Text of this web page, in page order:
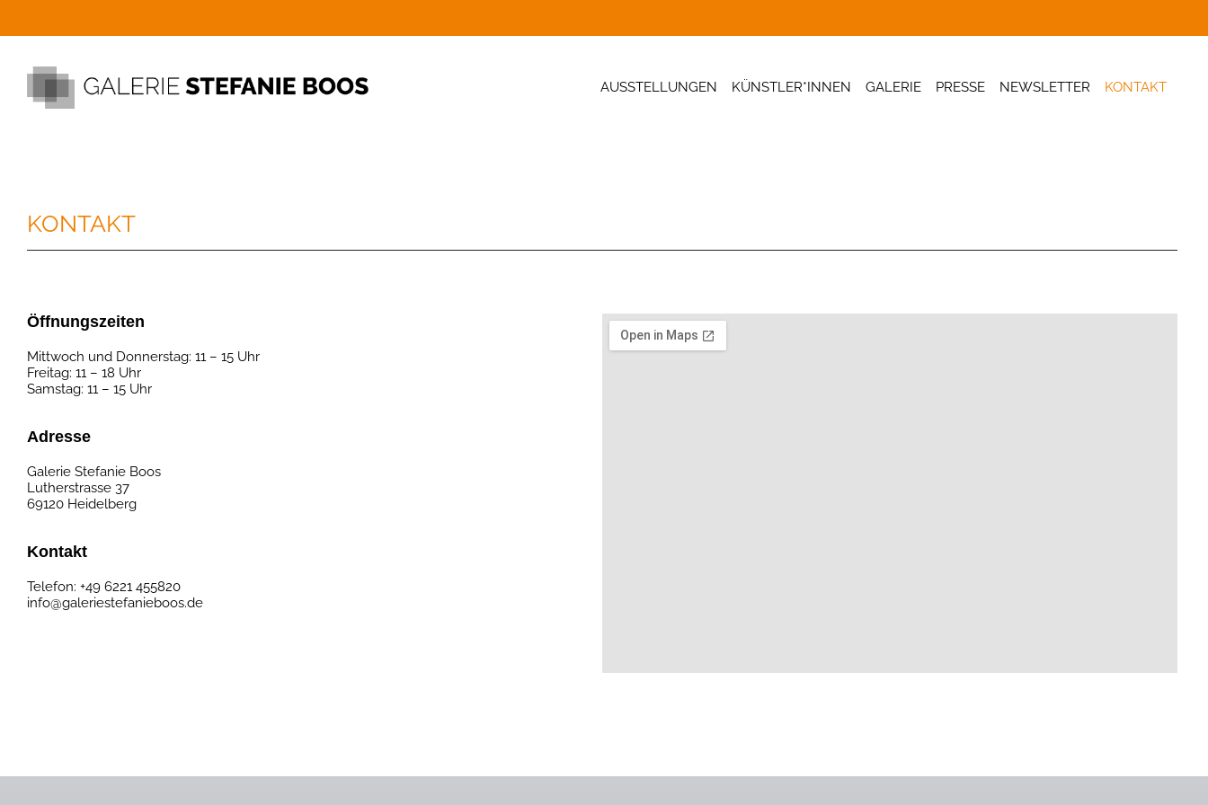
AUSSTELLUNGEN KÜNSTLER*INNEN GALERIE PRESSE NEWSLETTER KONTAKT
KONTAKT
Öffnungszeiten
Mittwoch und Donnerstag: 11 – 15 Uhr
Freitag: 11 – 18 Uhr
Samstag: 11 – 15 Uhr
Adresse
Galerie Stefanie Boos
Lutherstrasse 37
69120 Heidelberg
Kontakt
Telefon: +49 6221 455820
info@galeriestefanieboos.de